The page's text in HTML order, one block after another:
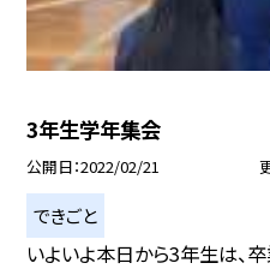
3年生学年集会
公開日 2022/02/21
できごと
いよいよ本日から3年生は、